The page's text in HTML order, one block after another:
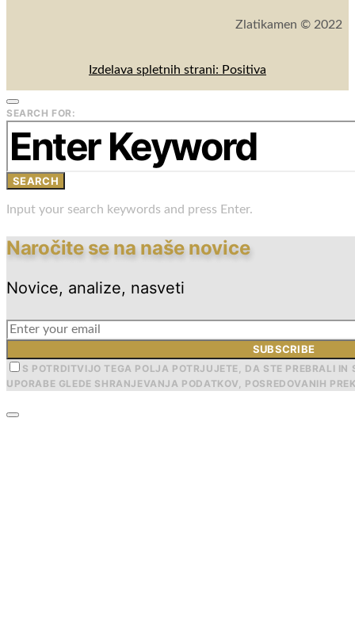
Zlatikamen © 2022
Izdelava spletnih strani: Positiva
SEARCH FOR:
SEARCH
Input your search keywords and press Enter.
Naročite se na naše novice
Novice, analize, nasveti
SUBSCRIBE
S POTRDITVIJO TEGA POLJA POTRJUJETE, DA STE PREBRALI IN
UPORABE GLEDE SHRANJEVANJA PODATKOV, POSREDOVANIH